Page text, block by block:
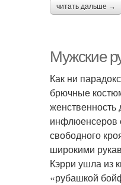
читать дальше →
Мужские
Как ни
брючные
инфлюенсеров
свободного
широкими
Кэрри ушла из
«рубашкой